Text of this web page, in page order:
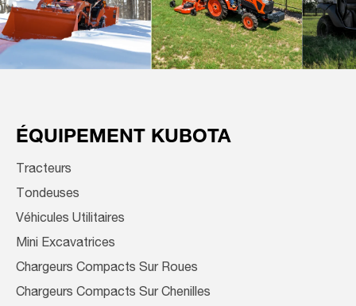
ÉQUIPEMENT KUBOTA
Tracteurs
Tondeuses
Véhicules Utilitaires
Mini Excavatrices
Chargeurs Compacts Sur Roues
Chargeurs Compacts Sur Chenilles